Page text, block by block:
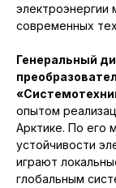
современных
Генеральный
опытом
Арктике. По его
устойчивости
играют
глобальным